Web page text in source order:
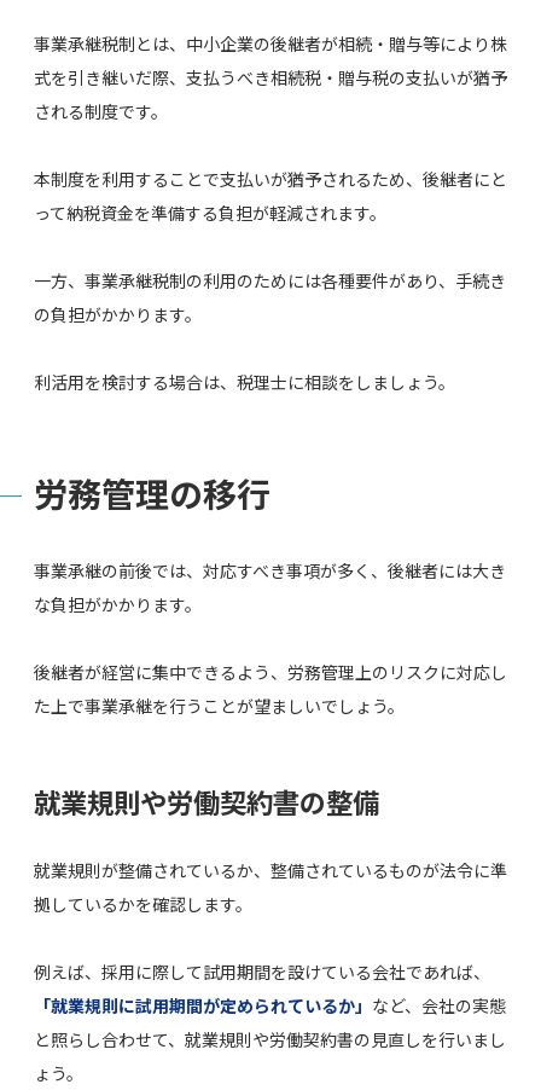
事業承継税制とは、中小企業の後継者が相続・贈与等により株
式を引き継いだ際、支払うべき相続税・贈与税の支払いが猶予
される制度です。
本制度を利用することで支払いが猶予されるため、後継者にと
って納税資金を準備する負担が軽減されます。
一方、事業承継税制の利用のためには各種要件があり、手続き
の負担がかかります。
利活用を検討する場合は、税理士に相談をしましょう。
労務管理の移行
事業承継の前後では、対応すべき事項が多く、後継者には大き
な負担がかかります。
後継者が経営に集中できるよう、労務管理上のリスクに対応し
た上で事業承継を行うことが望ましいでしょう。
就業規則や労働契約書の整備
就業規則が整備されているか、整備されているものが法令に準
拠しているかを確認します。
例えば、採用に際して試用期間を設けている会社であれば、
「就業規則に試用期間が定められているか」 など、会社の実態
と照らし合わせて、就業規則や労働契約書の見直しを行いまし
ょう。